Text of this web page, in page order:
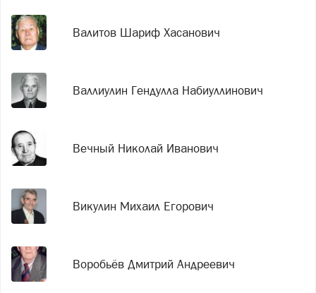
Валитов Шариф Хасанович
Валлиулин Гендулла Набиуллинович
Вечный Николай Иванович
Викулин Михаил Егорович
Воробьёв Дмитрий Андреевич